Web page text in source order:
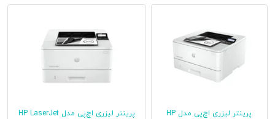
پرینتر لیزری اچ‌پی مدل HP
پرینتر لیزری اچ‌پی مدل HP LaserJet